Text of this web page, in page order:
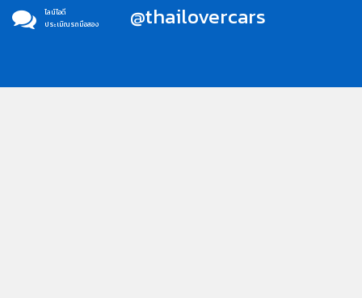
ไลน์ไอดี
ประเมิณรถมือสอง
@thailovercars